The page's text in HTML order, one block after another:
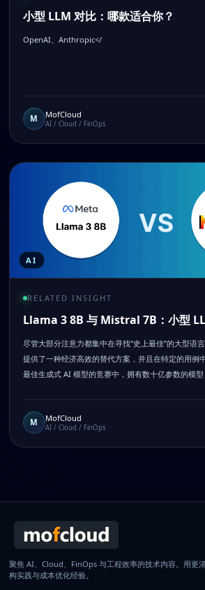
小型 LLM 对比：哪款适合你？
OpenAI、Anthropic</
M MofCloud
AI / Cloud / FinOps
AI
RELATED INSIGHT
Llama 3 8B 与 Mistral 7B：小型
尽管大部分注意力都集中在寻找“史上最佳”的大型语
提供了一种经济高效的替代方案，并且在特定的用例
最佳生成式 AI 模型的竞赛中，拥有数十亿参数的模
M MofCloud
AI / Cloud / FinOps
聚焦 AI、Cloud、FinOps 与工程效率的技术内容。用更
构实践与成本优化经验。